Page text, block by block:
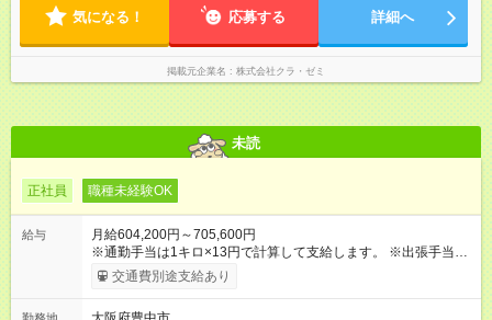
気になる！ 応募する 詳細へ
掲載元企業名 株式会社クラ・ゼミ
未読
正社員 職種未経験OK
給与
月給604,200円～705,600円
※通勤手当は1キロ×13円で計算して支給します。 ※出張手当
海外・為替により変動(10，000円～15，000円)、国内(4，000
円) ※出張にかかる費用(パスポート取得更新費、3つ星ホテル宿
交通費別途支給あり